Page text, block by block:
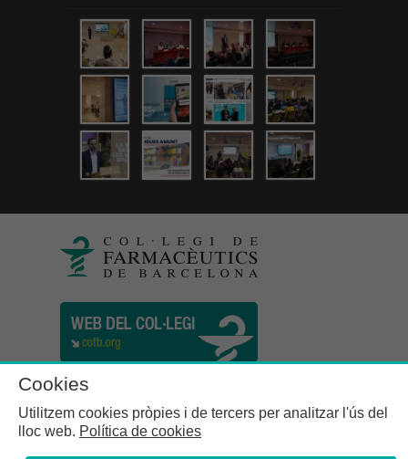
Cookies
Utilitzem cookies pròpies i de tercers per analitzar l'ús del
lloc web. Política de cookies